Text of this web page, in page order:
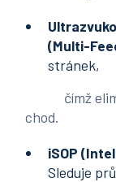
(Multi-
stránek,
čímž
chod.
iSOP
Sleduje